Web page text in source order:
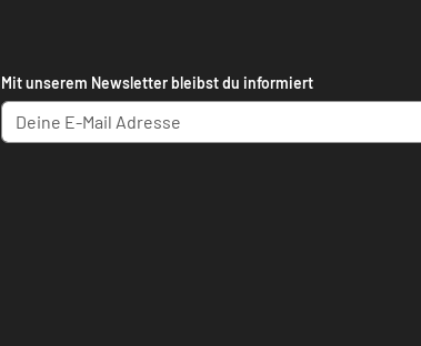
Mit unserem Newsletter bleibst du informiert